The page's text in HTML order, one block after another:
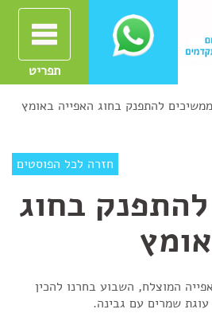
תפריט
להתפנק בחוג האפייה באומץ
חזרה לכל הפוסטים
בחוג
המוצלח, השבוע בחרנו להכין
שמרים עם גבינה.